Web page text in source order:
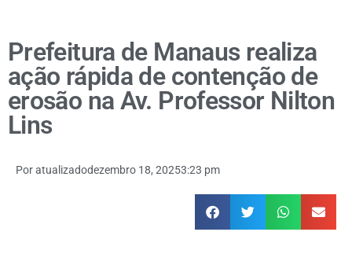
Prefeitura de Manaus realiza
ação rápida de contenção de
erosão na Av. Professor Nilton
Lins
Poratualizadodezembro 18, 20253:23 pm